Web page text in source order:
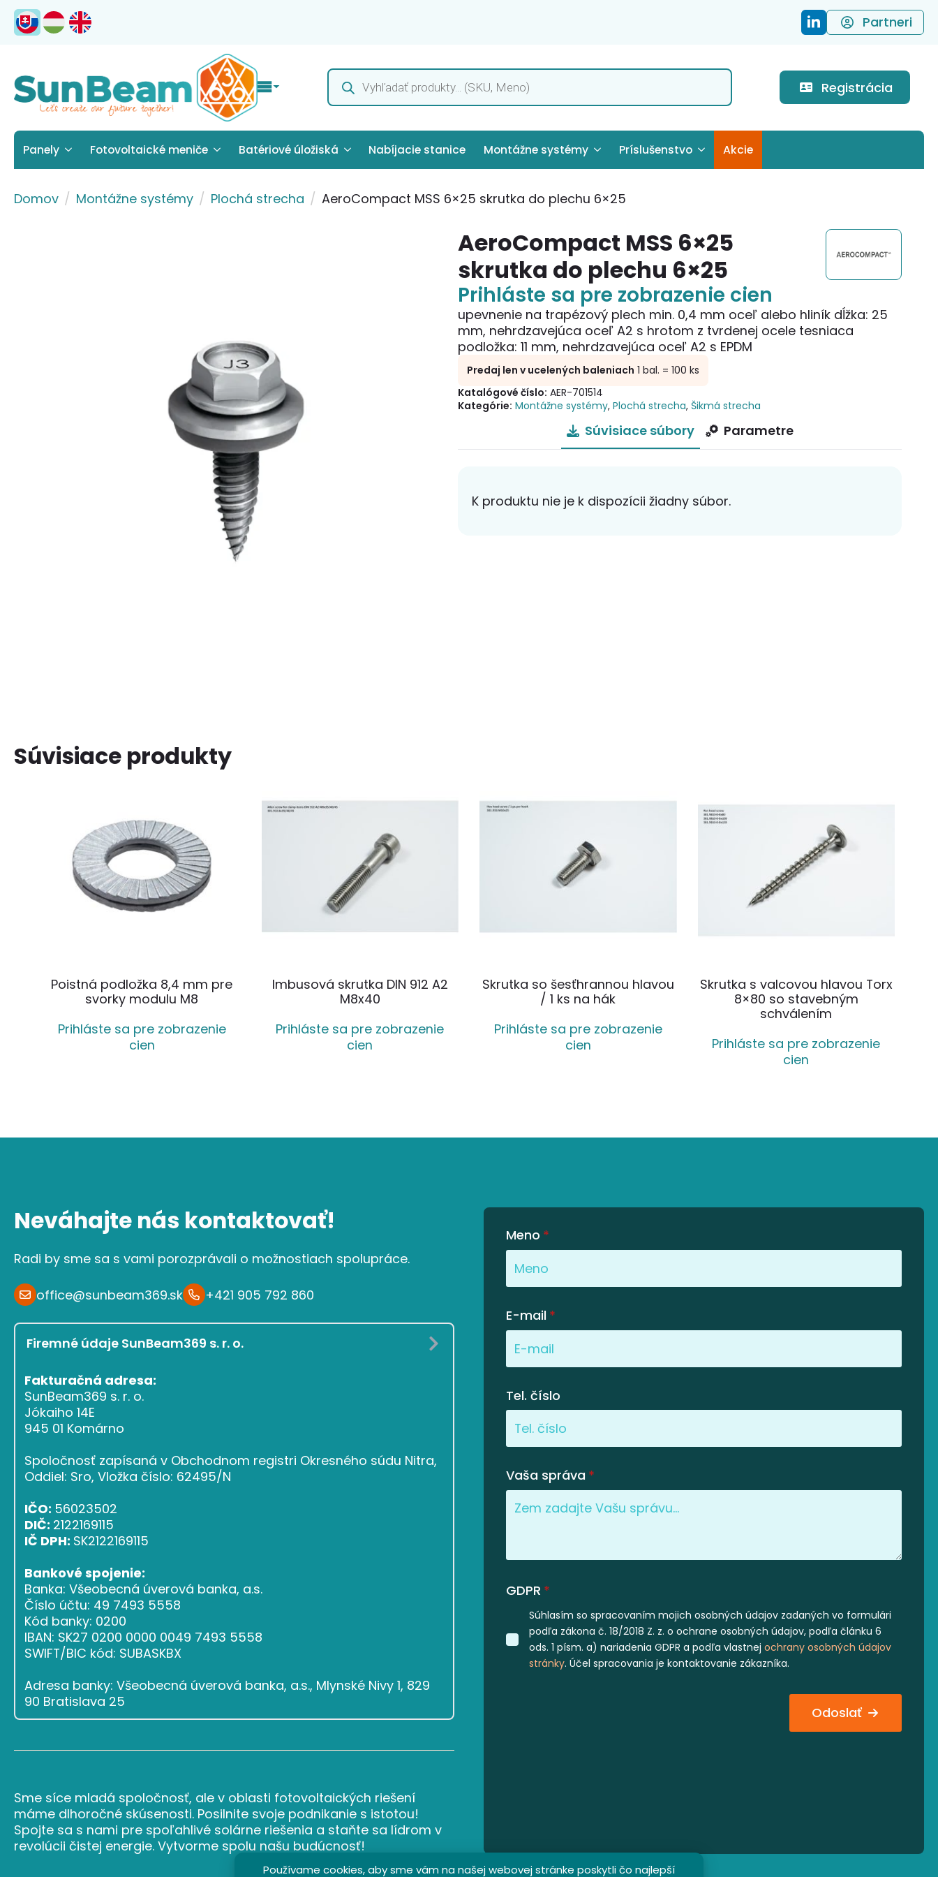
Používame cookies, aby sme vám na našej webovej stránke poskytli čo najlepší
Partneri
Products
search
Registrácia
Panely Fotovoltaické meniče Batériové úložiská Nabíjacie stanice Montážne systémy Príslušenstvo Akcie
Domov Montážne systémy Plochá strecha AeroCompact MSS 6×25 skrutka do plechu 6×25
AeroCompact MSS 6×25
skrutka do plechu 6×25
Prihláste sa pre zobrazenie cien
upevnenie na trapézový plech min. 0,4 mm oceľ alebo hliník dĺžka: 25
mm, nehrdzavejúca oceľ A2 s hrotom z tvrdenej ocele tesniaca
podložka: 11 mm, nehrdzavejúca oceľ A2 s EPDM
Predaj len v ucelených baleniach 1 bal. = 100 ks
Katalógové číslo: AER-701514
Kategórie: Montážne systémy,Plochá strecha, Šikmá strecha
Súvisiace súbory Parametre
K produktu nie je k dispozícii žiadny súbor.
Súvisiace produkty
Poistná podložka 8,4 mm pre
svorky modulu M8
Prihláste sa pre zobrazenie
cien
Imbusová skrutka DIN 912 A2
M8x40
Prihláste sa pre zobrazenie
cien
Skrutka so šesťhrannou hlavou
/ 1 ks na hák
Prihláste sa pre zobrazenie
cien
Skrutka s valcovou hlavou Torx
8×80 so stavebným
schválením
Prihláste sa pre zobrazenie
cien
Neváhajte nás kontaktovať!
Radi by sme sa s vami porozprávali o možnostiach spolupráce.
office@sunbeam369.sk +421 905 792 860
Firemné údaje SunBeam369 s. r. o.
Fakturačná adresa:
SunBeam369 s. r. o.
Jókaiho 14E
945 01 Komárno
Spoločnosť zapísaná v Obchodnom registri Okresného súdu Nitra,
Oddiel: Sro, Vložka číslo: 62495/N
IČO: 56023502
DIČ: 2122169115
IČ DPH: SK2122169115
Bankové spojenie:
Banka: Všeobecná úverová banka, a.s.
Číslo účtu: 49 7493 5558
Kód banky: 0200
IBAN: SK27 0200 0000 0049 7493 5558
SWIFT/BIC kód: SUBASKBX
Adresa banky: Všeobecná úverová banka, a.s., Mlynské Nivy 1, 829
90 Bratislava 25
Sme síce mladá spoločnosť, ale v oblasti fotovoltaických riešení
máme dlhoročné skúsenosti. Posilnite svoje podnikanie s istotou!
Spojte sa s nami pre spoľahlivé solárne riešenia a staňte sa lídrom v
revolúcii čistej energie. Vytvorme spolu našu budúcnosť!
Meno *
E-mail *
Tel. číslo
Vaša správa *
GDPR *
Súhlasím so spracovaním mojich osobných údajov zadaných vo formulári
podľa zákona č. 18/2018 Z. z. o ochrane osobných údajov, podľa článku 6
ods. 1 písm. a) nariadenia GDPR a podľa vlastnejochrany osobných údajov
stránky. Účel spracovania je kontaktovanie zákazníka.
Odoslať